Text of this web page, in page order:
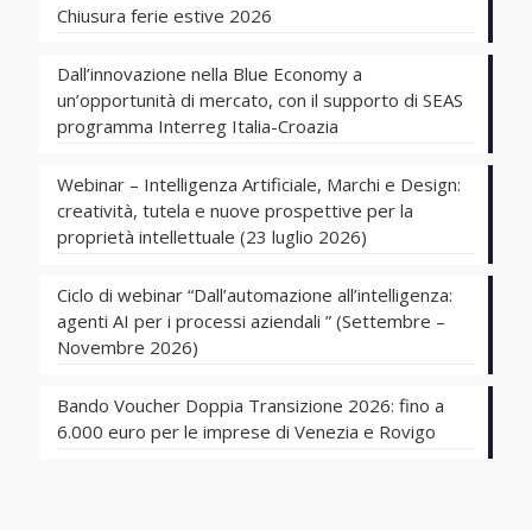
Chiusura ferie estive 2026
Dall’innovazione nella Blue Economy a
un’opportunità di mercato, con il supporto di SEAS
programma Interreg Italia-Croazia
Webinar – Intelligenza Artificiale, Marchi e Design:
creatività, tutela e nuove prospettive per la
proprietà intellettuale (23 luglio 2026)
Ciclo di webinar “Dall’automazione all’intelligenza:
agenti AI per i processi aziendali ” (Settembre –
Novembre 2026)
Bando Voucher Doppia Transizione 2026: fino a
6.000 euro per le imprese di Venezia e Rovigo